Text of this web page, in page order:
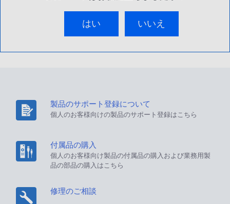
はい いいえ
製品のサポート登録について
個人のお客様向けの製品のサポート登録はこちら
付属品の購入
個人のお客様向け製品の付属品の購入および業務用製
品の部品の購入はこちら
修理のご相談